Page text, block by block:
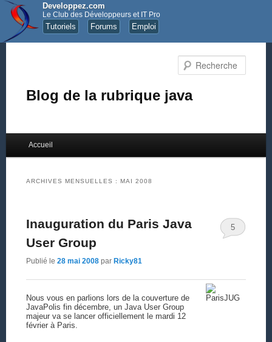
Developpez.com
Le Club des Développeurs et IT Pro
Tutoriels Forums Emploi
Blog de la rubrique java
Aller au contenu principal
Aller au contenu secondaire
Accueil
ARCHIVES MENSUELLES : MAI 2008
Inauguration du Paris Java
User Group
Publié le 28 mai 2008 par Ricky81
5
Nous vous en parlions lors de la couverture de
JavaPolis fin décembre, un Java User Group
majeur va se lancer officiellement le mardi 12
février à Paris.